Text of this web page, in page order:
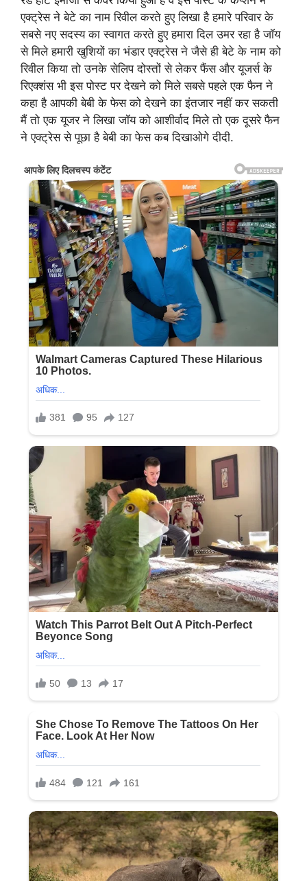
एक्ट्रेस ने बेटे का नाम रिवील करते हुए लिखा है हमारे परिवार के
सबसे नए सदस्य का स्वागत करते हुए हमारा दिल उमर रहा है जॉय
से मिले हमारी खुशियों का भंडार एक्ट्रेस ने जैसे ही बेटे के नाम को
रिवील किया तो उनके सेलिप दोस्तों से लेकर फैंस और यूजर्स के
रिएक्शंस भी इस पोस्ट पर देखने को मिले सबसे पहले एक फैन ने
कहा है आपकी बेबी के फेस को देखने का इंतजार नहीं कर सकती
मैं तो एक यूजर ने लिखा जॉय को आशीर्वाद मिले तो एक दूसरे फैन
ने एक्ट्रेस से पूछा है बेबी का फेस कब दिखाओगे दीदी.